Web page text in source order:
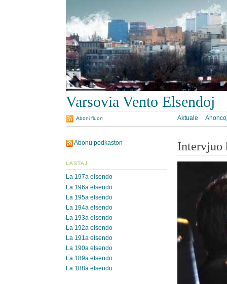
Varsovia Vento Elsendoj
Aktuale
Aboni fluon
Intervjuo
Abonu podkaston
LASTAJ
La 197a elsendo
La 196a elsendo
La 195a elsendo
La 194a elsendo
La 193a elsendo
La 192a elsendo
La 191a elsendo
La 190a elsendo
La 189a elsendo
La 188a elsendo